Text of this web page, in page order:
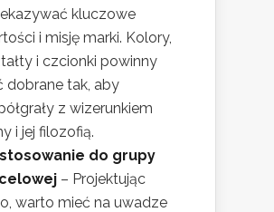
kluczowe
i misję marki. Kolory,
i czcionki powinny
dobrane tak, aby
z wizerunkiem
i jej filozofią.
do grupy
– Projektując
warto mieć na uwadze